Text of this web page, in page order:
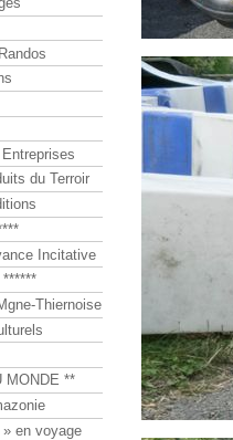
du Terroir
Incitative
Thiernoise
MONDE **
en voyage